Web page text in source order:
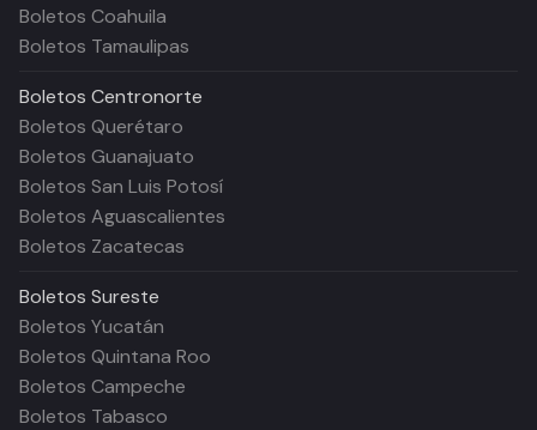
Boletos Coahuila
Boletos Tamaulipas
Boletos Centronorte
Boletos Querétaro
Boletos Guanajuato
Boletos San Luis Potosí
Boletos Aguascalientes
Boletos Zacatecas
Boletos Sureste
Boletos Yucatán
Boletos Quintana Roo
Boletos Campeche
Boletos Tabasco